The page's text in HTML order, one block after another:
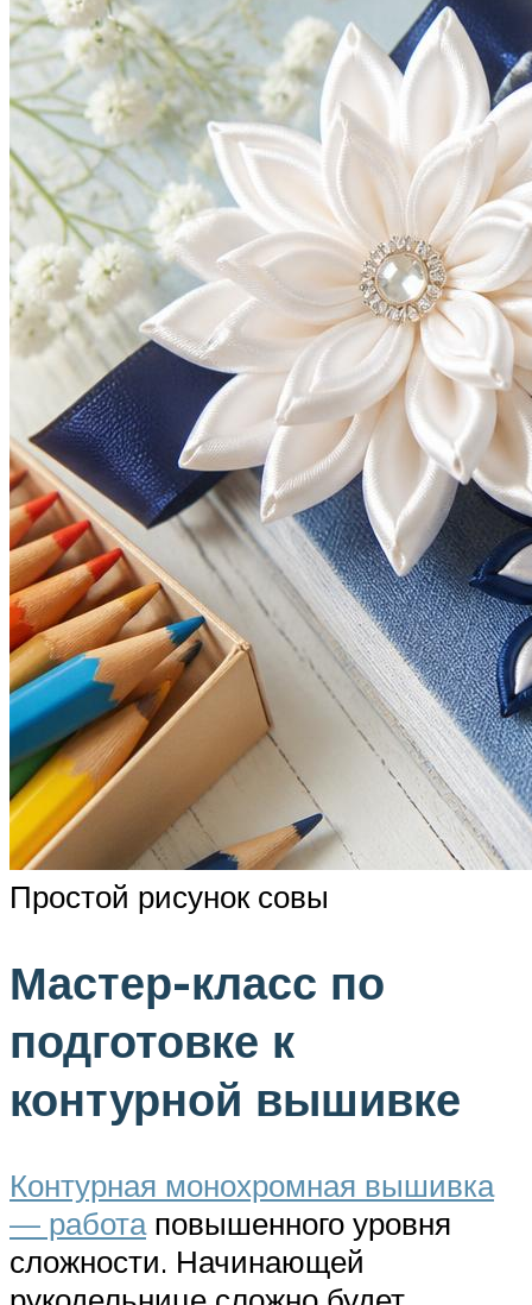
Простой рисунок совы
Мастер-класс по
подготовке к
контурной вышивке
Контурная монохромная вышивка
— работаповышенного уровня
сложности. Начинающей